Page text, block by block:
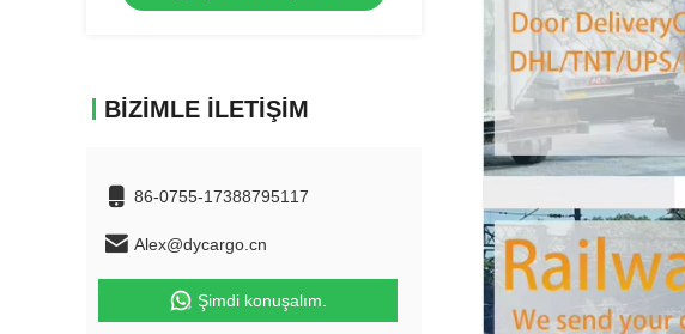
BIZIMLE İLETIŞIM
86-0755-17388795117
Alex@dycargo.cn
Şimdi konuşalım.